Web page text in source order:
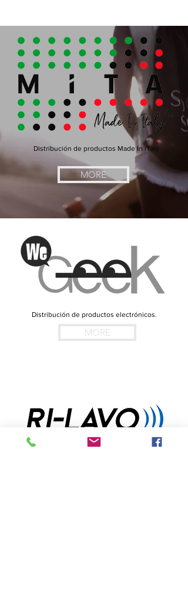
Distribución de productos Made In iTaly
MORE
Distribución de productos electrónicos.
MORE